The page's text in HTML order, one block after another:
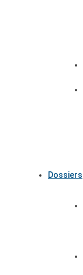
Dossiers